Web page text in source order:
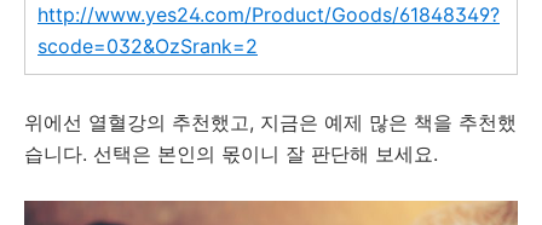
http://www.yes24.com/Product/Goods/61848349?
scode=032&OzSrank=2
위에선 열혈강의 추천했고, 지금은 예제 많은 책을 추천했
습니다. 선택은 본인의 몫이니 잘 판단해 보세요.